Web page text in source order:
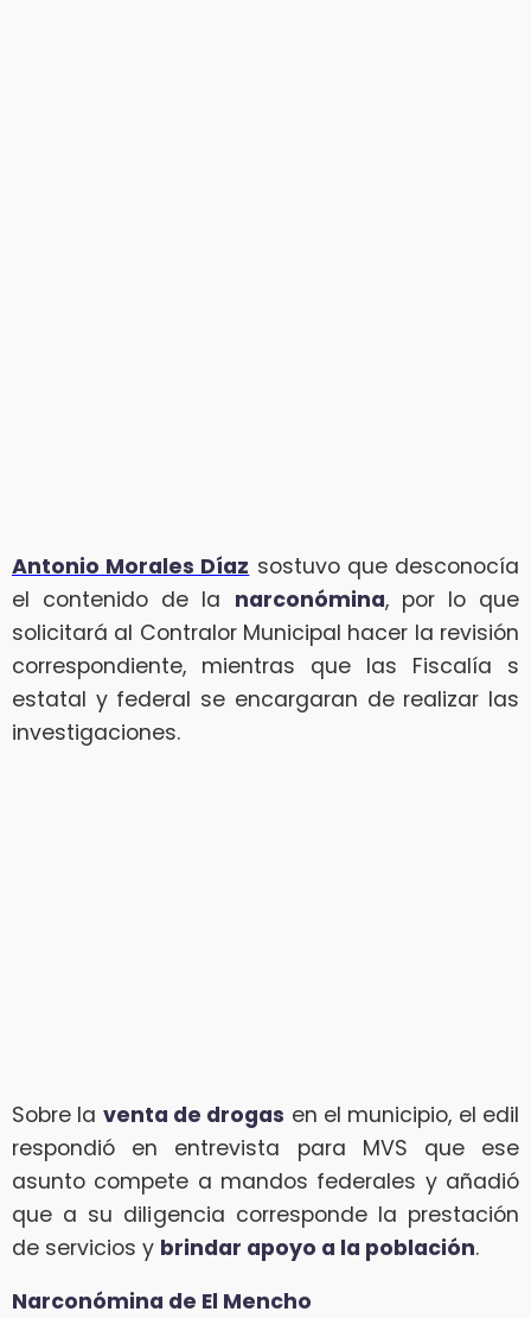
Antonio Morales Díaz sostuvo que desconocía
el contenido de la narconómina, por lo que
solicitará al Contralor Municipal hacer la revisión
correspondiente, mientras que las Fiscalía s
estatal y federal se encargaran de realizar las
investigaciones.
Sobre la venta de drogas en el municipio, el edil
respondió en entrevista para MVS que ese
asunto compete a mandos federales y añadió
que a su diligencia corresponde la prestación
de servicios y brindar apoyo a la población.
Narconómina de El Mencho